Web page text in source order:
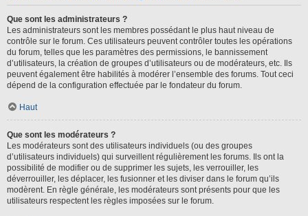
Que sont les administrateurs ?
Les administrateurs sont les membres possédant le plus haut niveau de
contrôle sur le forum. Ces utilisateurs peuvent contrôler toutes les opérations
du forum, telles que les paramètres des permissions, le bannissement
d’utilisateurs, la création de groupes d’utilisateurs ou de modérateurs, etc. Ils
peuvent également être habilités à modérer l’ensemble des forums. Tout ceci
dépend de la configuration effectuée par le fondateur du forum.
Haut
Que sont les modérateurs ?
Les modérateurs sont des utilisateurs individuels (ou des groupes
d’utilisateurs individuels) qui surveillent régulièrement les forums. Ils ont la
possibilité de modifier ou de supprimer les sujets, les verrouiller, les
déverrouiller, les déplacer, les fusionner et les diviser dans le forum qu’ils
modèrent. En règle générale, les modérateurs sont présents pour que les
utilisateurs respectent les règles imposées sur le forum.